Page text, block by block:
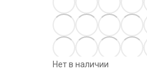
Нет в наличии